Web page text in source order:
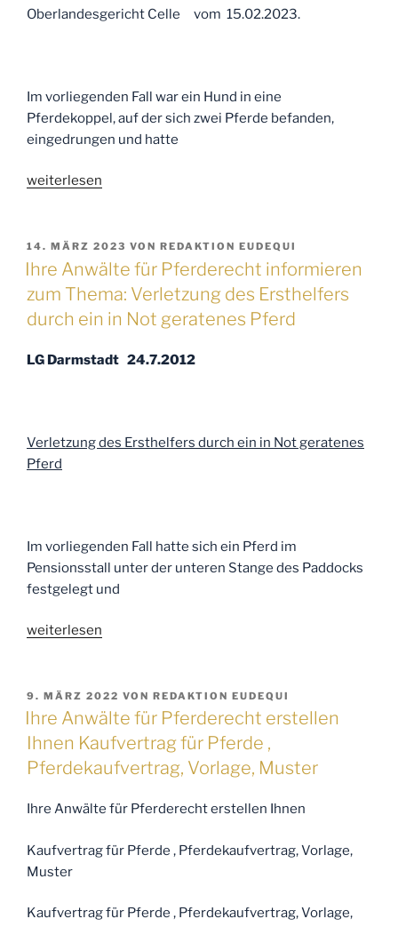
Haftung
verletzten
Pferd
der
Oberlandesgericht Celle vom 15.02.2023.
Im vorliegenden Fall war ein Hund in eine
Pferdekoppel, auf der sich zwei Pferde befanden,
eingedrungen und hatte
„Ihre
Pferderecht
informieren
Affektionsinteresse,
auch
Behandlungen
wert
weiterlesen
VERÖFFENTLICHT
AM
14. MÄRZ 2023 VON REDAKTION EUDEQUI
Ihre Anwälte für Pferderecht informieren
zum Thema: Verletzung des Ersthelfers
durch ein in Not geratenes Pferd
LG Darmstadt 24.7.2012
Verletzung des Ersthelfers durch ein in Not geratenes
Pferd
Im vorliegenden Fall hatte sich ein Pferd im
Pensionsstall unter der unteren Stange des Paddocks
festgelegt und
„Ihre
Pferderecht
informieren
zum
Thema:
Verletzung
des
durch
ein
Not
weiterlesen
VERÖFFENTLICHT
AM
9. MÄRZ 2022 VON REDAKTION EUDEQUI
Ihre Anwälte für Pferderecht erstellen
Ihnen Kaufvertrag für Pferde ,
Pferdekaufvertrag, Vorlage, Muster
Ihre Anwälte für Pferderecht erstellen Ihnen
Kaufvertrag für Pferde , Pferdekaufvertrag, Vorlage,
Muster
Kaufvertrag für Pferde , Pferdekaufvertrag, Vorlage,